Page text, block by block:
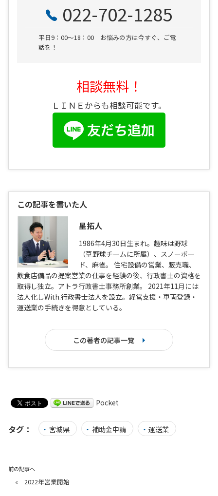
022-702-1285
平日9：00～18：00 お悩みの方は今すぐ、ご電
話を！
相談無料！
ＬＩＮＥからも相談可能です。
この記事を書いた人
星拓人
1986年4月30日生まれ。趣味は野球
（草野球チームに所属）、スノーボー
ド、麻雀。 住宅設備の営業、販売職、
飲食店備品の提案営業の仕事を経験の後、行政書士の資格を
取得し独立。アトラ行政書士事務所創業。 2021年11月には
法人化しWith.行政書士法人を設立。経営支援・車両登録・
運送業の手続きを得意としている。
この著者の記事一覧
Pocket
タグ： 宮城県 補助金申請 運送業
前の記事へ
« 2022年営業開始